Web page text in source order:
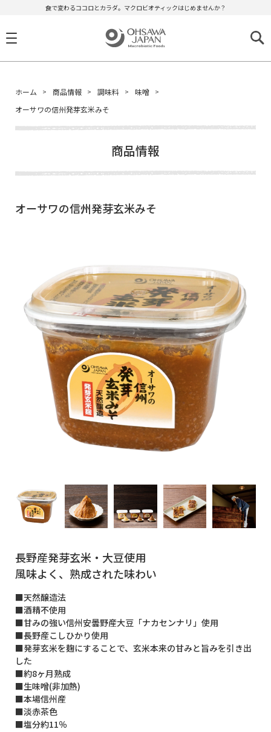
食で変わるココロとカラダ。マクロビオティックはじめませんか？
ホーム 商品情報 調味料
味噌
オーサワの信州発芽玄米みそ
商品情報
オーサワの信州発芽玄米みそ
長野産発芽玄米・大豆使用
風味よく、熟成された味わい
■天然醸造法
■酒精不使用
■甘みの強い信州安曇野産大豆「ナカセンナリ」使用
■長野産こしひかり使用
■発芽玄米を麹にすることで、玄米本来の甘みと旨みを引き出
した
■約8ヶ月熟成
■生味噌(非加熱)
■本場信州産
■淡赤茶色
■塩分約11％